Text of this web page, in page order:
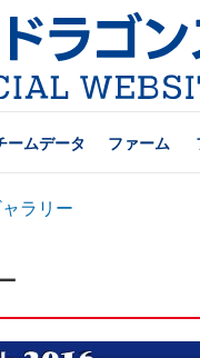
ームデータ ファーム
ラリー